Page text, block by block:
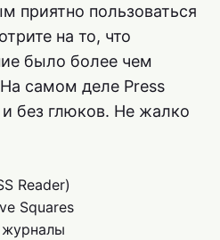
приятно пользоваться
на то, что
было более чем
самом деле Press
и без глюков. Не жалко
Reader)
Squares